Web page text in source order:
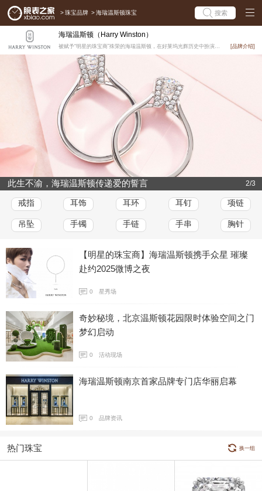
> 珠宝品牌 > 海瑞温斯顿珠宝 搜索
海瑞温斯顿（Harry Winston）
被赋予“明星的珠宝商”殊荣的海瑞温斯顿，在好莱坞光辉历史中扮演举足轻重的角色已超过70年。1944年... [品牌介绍]
此生不渝，海瑞温斯顿传递爱的誓言 2/3
戒指 耳饰 耳环 耳钉 项链
吊坠 手镯 手链 手串 胸针
【明星的珠宝商】海瑞温斯顿携手众星 璀璨
赴约2025微博之夜
0 星秀场
奇妙秘境，北京温斯顿花园限时体验空间之门
梦幻启动
0 活动现场
海瑞温斯顿南京首家品牌专门店华丽启幕
0 品牌资讯
热门珠宝 换一组